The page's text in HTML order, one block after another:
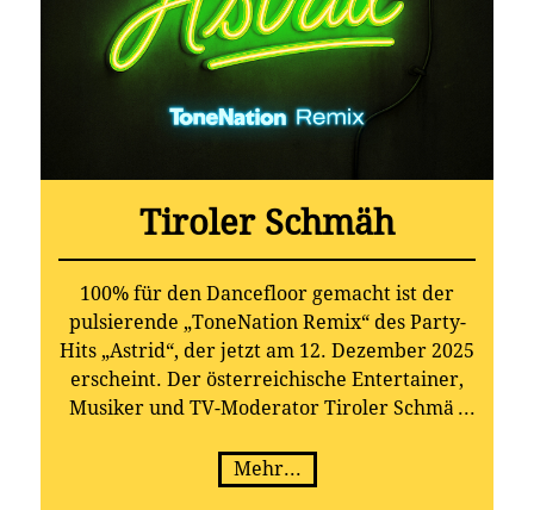
Tiroler Schmäh
100% für den Dancefloor gemacht ist der
pulsierende „ToneNation Remix“ des Party-
Hits „Astrid“, der jetzt am 12. Dezember 2025
erscheint. Der österreichische Entertainer,
Musiker und TV-Moderator Tiroler Schmäh
brandneue Partyschlager-Single „Astrid“
erschien just am 28. November 2025! Schon
Mehr...